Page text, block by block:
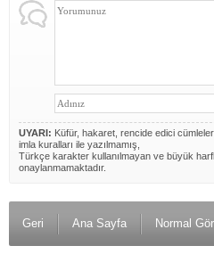
UYARI: Küfür, hakaret, rencide edici
imla kuralları ile yazılmamış,
Türkçe karakter kullanılmayan ve büyük
onaylanmamaktadır.
Geri Ana Sayfa Normal